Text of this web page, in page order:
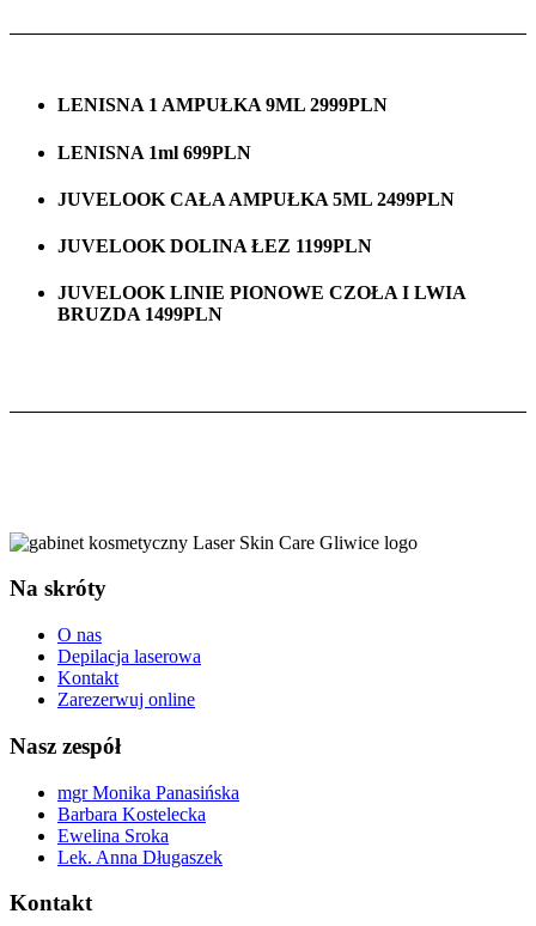
LENISNA 1 AMPUŁKA 9ML 2999PLN
LENISNA 1ml 699PLN
JUVELOOK CAŁA AMPUŁKA 5ML 2499PLN
JUVELOOK DOLINA ŁEZ 1199PLN
JUVELOOK LINIE PIONOWE CZOŁA I LWIA
BRUZDA 1499PLN
Na skróty
O nas
Depilacja laserowa
Kontakt
Zarezerwuj online
Nasz zespół
mgr Monika Panasińska
Barbara Kostelecka
Ewelina Sroka
Lek. Anna Długaszek
Kontakt